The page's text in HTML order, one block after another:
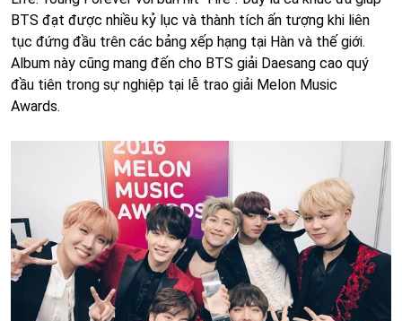
BTS đạt được nhiều kỷ lục và thành tích ấn tượng khi liên
tục đứng đầu trên các bảng xếp hạng tại Hàn và thế giới.
Album này cũng mang đến cho BTS giải Daesang cao quý
đầu tiên trong sự nghiệp tại lễ trao giải Melon Music
Awards.